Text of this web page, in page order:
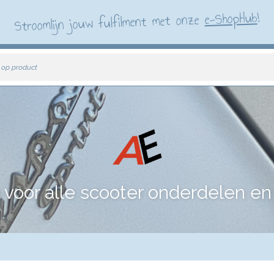
Stroomlijn jouw fulfilment met onzee-ShopHub!
op product
alle scooter onderdelen